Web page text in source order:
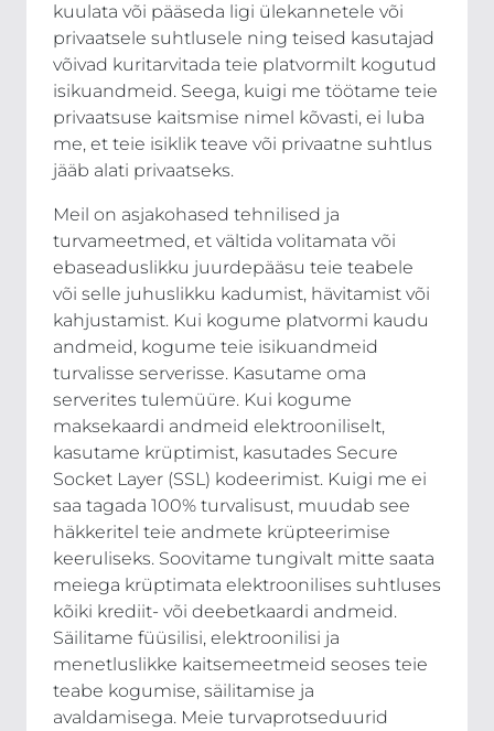
kuulata või pääseda ligi ülekannetele või
privaatsele suhtlusele ning teised kasutajad
võivad kuritarvitada teie platvormilt kogutud
isikuandmeid. Seega, kuigi me töötame teie
privaatsuse kaitsmise nimel kõvasti, ei luba
me, et teie isiklik teave või privaatne suhtlus
jääb alati privaatseks.
Meil on asjakohased tehnilised ja
turvameetmed, et vältida volitamata või
ebaseaduslikku juurdepääsu teie teabele
või selle juhuslikku kadumist, hävitamist või
kahjustamist. Kui kogume platvormi kaudu
andmeid, kogume teie isikuandmeid
turvalisse serverisse. Kasutame oma
serverites tulemüüre. Kui kogume
maksekaardi andmeid elektrooniliselt,
kasutame krüptimist, kasutades Secure
Socket Layer (SSL) kodeerimist. Kuigi me ei
saa tagada 100% turvalisust, muudab see
häkkeritel teie andmete krüpteerimise
keeruliseks. Soovitame tungivalt mitte saata
meiega krüptimata elektroonilises suhtluses
kõiki krediit- või deebetkaardi andmeid.
Säilitame füüsilisi, elektroonilisi ja
menetluslikke kaitsemeetmeid seoses teie
teabe kogumise, säilitamise ja
avaldamisega. Meie turvaprotseduurid